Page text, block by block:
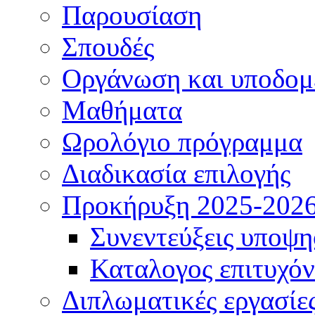
Παρουσίαση
Σπουδές
Οργάνωση και
Μαθήματα
Ωρολόγιο πρόγραμμα
Διαδικασία επιλογής
Πρoκήρυξη 2025-
Συνεντεύξεις
Καταλογος
Διπλωματικές